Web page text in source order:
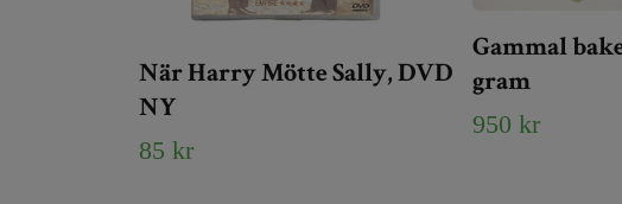
När Harry Mötte Sally, DVD
NY
85 kr
Gammal
gram
950 kr